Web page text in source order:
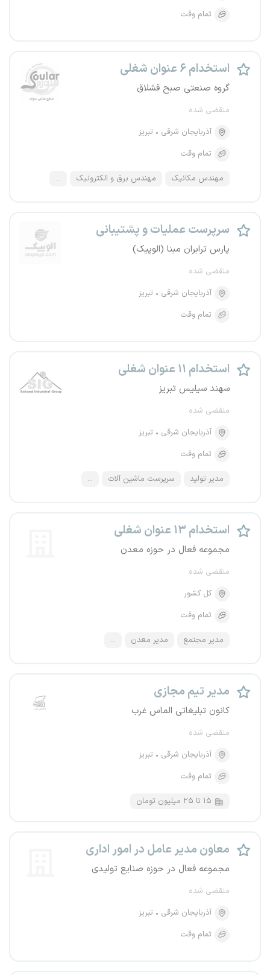
تمام وقت
استخدام ۶ عنوان شغلی
گروه صنعتی صبح قشلاق
منقضی شده
آذربایجان شرقی
تبریز
تمام وقت
مهندس مکانیک مهندس برق و الکترونیک ...
سرپرست عملیات و پشتیبانی
پارس ترابران مبنا (الوپیک)
منقضی شده
آذربایجان شرقی
تبریز
تمام وقت
استخدام ۱۱ عنوان شغلی
سهند سیلیس تبریز
منقضی شده
آذربایجان شرقی
تبریز
تمام وقت
مدیر تولید سرپرست ماشین آلات ...
استخدام ۱۳ عنوان شغلی
مجموعه فعال در حوزه معدن
منقضی شده
کل کشور
تمام وقت
مدیر مجتمع مدیر معدن ...
مدیر تیم مجازی
کانون تبلیغاتی الماس غرب
منقضی شده
آذربایجان شرقی
تبریز
تمام وقت
۱۵ تا ۲۵ میلیون تومان
معاون مدیر عامل در امور اداری
مجموعه فعال در حوزه صنایع تولیدی
منقضی شده
آذربایجان شرقی
تبریز
تمام وقت